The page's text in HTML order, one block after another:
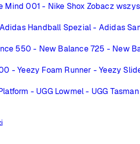
Mind 001 - Nike Shox Zobacz
Handball Spezial - Adidas
550 - New Balance 725 - New
- Yeezy Foam Runner - Yeezy
- UGG Lowmel - UGG Tasman